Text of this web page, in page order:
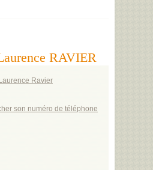
RAVIER
Ravier
son numéro de téléphone